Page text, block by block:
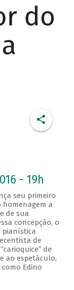
do
- 19h
seu primeiro
homenagem a
de sua
concepção, o
pianística
de
de
ao espetáculo,
Edino